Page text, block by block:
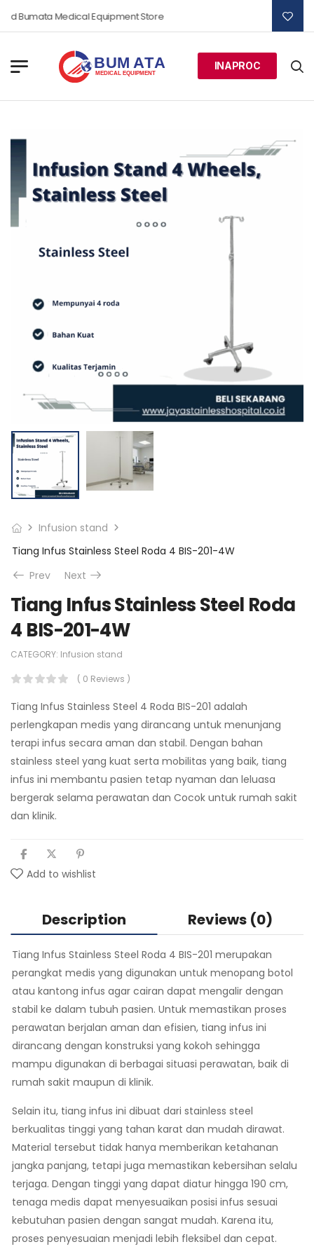
Bumata Medical Equipment Store
INAPROC
Infusion stand
Tiang Infus Stainless Steel Roda 4 BIS-201-4W
Prev
Next
Tiang Infus Stainless Steel Roda
4 BIS-201-4W
CATEGORY: Infusion stand
( 0 Reviews )
Tiang Infus Stainless Steel 4 Roda BIS-201 adalah
perlengkapan medis yang dirancang untuk menunjang
terapi infus secara aman dan stabil. Dengan bahan
stainless steel yang kuat serta mobilitas yang baik, tiang
infus ini membantu pasien tetap nyaman dan leluasa
bergerak selama perawatan dan Cocok untuk rumah sakit
dan klinik.
Add to wishlist
Description Reviews (0)
Tiang Infus Stainless Steel Roda 4 BIS-201 merupakan
perangkat medis yang digunakan untuk menopang botol
atau kantong infus agar cairan dapat mengalir dengan
stabil ke dalam tubuh pasien. Untuk memastikan proses
perawatan berjalan aman dan efisien, tiang infus ini
dirancang dengan konstruksi yang kokoh sehingga
mampu digunakan di berbagai situasi perawatan, baik di
rumah sakit maupun di klinik.
Selain itu, tiang infus ini dibuat dari stainless steel
berkualitas tinggi yang tahan karat dan mudah dirawat.
Material tersebut tidak hanya memberikan ketahanan
jangka panjang, tetapi juga memastikan kebersihan selalu
terjaga. Dengan tinggi yang dapat diatur hingga 190 cm,
tenaga medis dapat menyesuaikan posisi infus sesuai
kebutuhan pasien dengan sangat mudah. Karena itu,
proses penyesuaian menjadi lebih fleksibel dan cepat.